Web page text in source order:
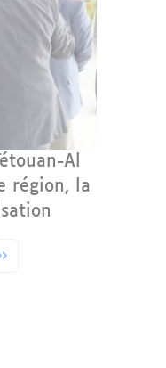
Al
région, la
suivante